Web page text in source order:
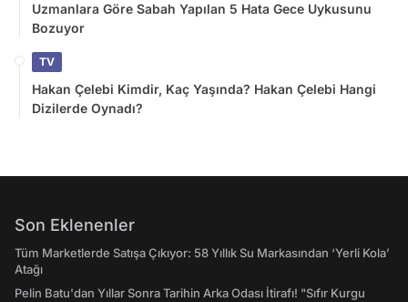
Uzmanlara Göre Sabah Yapılan 5 Hata Gece Uykusunu
Bozuyor
TV
Hakan Çelebi Kimdir, Kaç Yaşında? Hakan Çelebi Hangi
Dizilerde Oynadı?
Son Eklenenler
Tüm Marketlerde Satışa Çıkıyor: 58 Yıllık Su Markasından ‘Yerli Kola’
Atağı
Pelin Batu'dan Yıllar Sonra Tarihin Arka Odası İtirafı! "Sıfır Kurgu